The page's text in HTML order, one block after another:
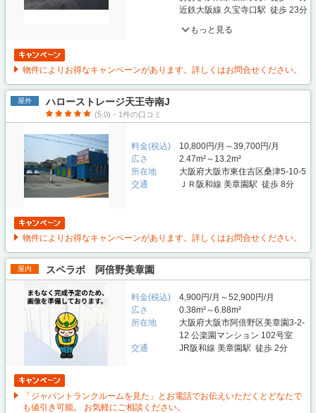
近鉄大阪線 久宝寺口駅 徒歩 23分
もっと見る
物件によりお得なキャンペーンがあります。詳しくはお問合せください。
屋外 ハローストレージ天王寺南J
(5.0)・1件の口コミ
料金(税込)
10,800円/月～39,700円/月
広さ
2.47m²～13.2m²
所在地
大阪府大阪市東住吉区桑津5-10-5
交通
ＪＲ阪和線 美章園駅 徒歩 8分
物件によりお得なキャンペーンがあります。詳しくはお問合せください。
屋内 スペラボ 阿倍野美章園
料金(税込)
4,900円/月～52,900円/月
広さ
0.38m²～6.88m²
所在地
大阪府大阪市阿倍野区美章園3-2-
12 公楽園マンション 102号室
交通
JR阪和線 美章園駅 徒歩 2分
「ジャパントランクルームを見た」とお電話でお伝えいただくとどなたで
も値引き可能。 お気軽にご相談ください。